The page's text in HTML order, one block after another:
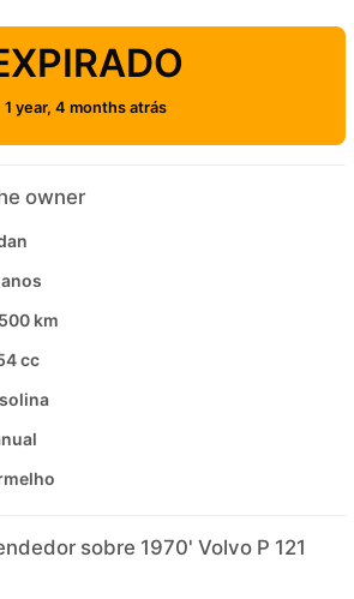
1 year, 4 months atrás
owner
km
cc
sobre 1970' Volvo P 121